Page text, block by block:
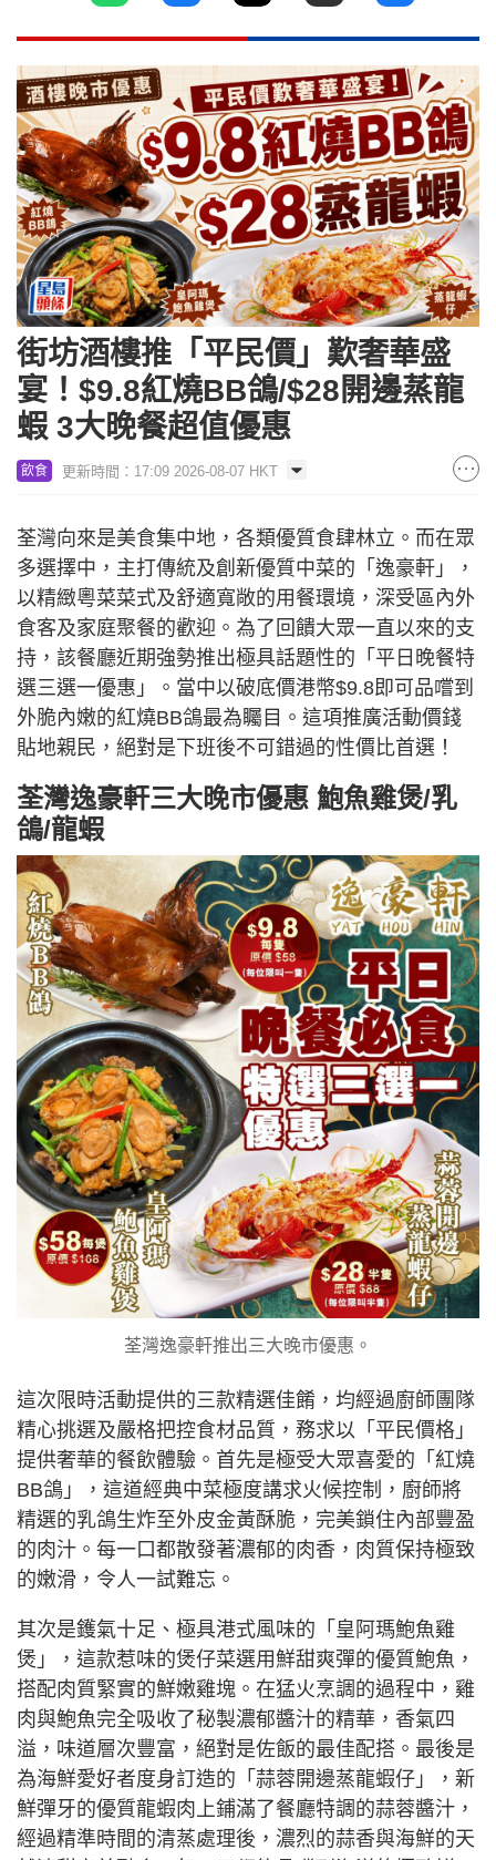
街坊酒樓推「平民價」歎奢華盛
宴！$9.8紅燒BB鴿/$28開邊蒸龍
蝦 3大晚餐超值優惠
飲食 更新時間：17:09 2026-08-07 HKT
荃灣向來是美食集中地，各類優質食肆林立。而在眾
多選擇中，主打傳統及創新優質中菜的「逸豪軒」，
以精緻粵菜菜式及舒適寬敞的用餐環境，深受區內外
食客及家庭聚餐的歡迎。為了回饋大眾一直以來的支
持，該餐廳近期強勢推出極具話題性的「平日晚餐特
選三選一優惠」。當中以破底價港幣$9.8即可品嚐到
外脆內嫩的紅燒BB鴿最為矚目。這項推廣活動價錢
貼地親民，絕對是下班後不可錯過的性價比首選！
荃灣逸豪軒三大晚市優惠 鮑魚雞煲/乳
鴿/龍蝦
荃灣逸豪軒推出三大晚市優惠。
這次限時活動提供的三款精選佳餚，均經過廚師團隊
精心挑選及嚴格把控食材品質，務求以「平民價格」
提供奢華的餐飲體驗。首先是極受大眾喜愛的「紅燒
BB鴿」，這道經典中菜極度講求火候控制，廚師將
精選的乳鴿生炸至外皮金黃酥脆，完美鎖住內部豐盈
的肉汁。每一口都散發著濃郁的肉香，肉質保持極致
的嫩滑，令人一試難忘。
其次是鑊氣十足、極具港式風味的「皇阿瑪鮑魚雞
煲」，這款惹味的煲仔菜選用鮮甜爽彈的優質鮑魚，
搭配肉質緊實的鮮嫩雞塊。在猛火烹調的過程中，雞
肉與鮑魚完全吸收了秘製濃郁醬汁的精華，香氣四
溢，味道層次豐富，絕對是佐飯的最佳配搭。最後是
為海鮮愛好者度身訂造的「蒜蓉開邊蒸龍蝦仔」，新
鮮彈牙的優質龍蝦肉上鋪滿了餐廳特調的蒜蓉醬汁，
經過精準時間的清蒸處理後，濃烈的蒜香與海鮮的天